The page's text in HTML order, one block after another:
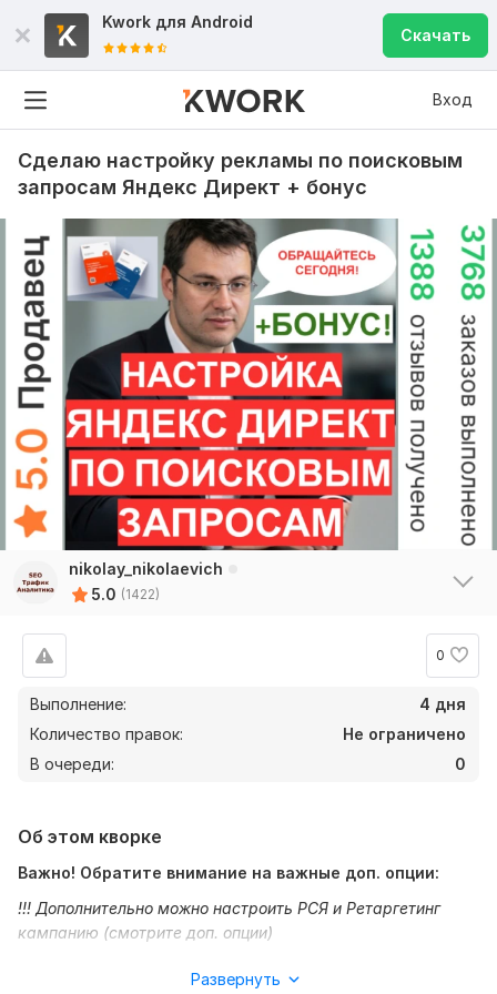
Kwork для Android
Скачать
Вход
Сделаю настройку рекламы по поисковым
запросам Яндекс Директ + бонус
nikolay_nikolaevich
5.0 (1422)
0
Выполнение:
4 дня
Количество правок:
Не ограничено
В очереди:
0
Об этом кворке
Важно! Обратите внимание на важные доп. опции:
!!! Дополнительно можно настроить РСЯ и Ретаргетинг
кампанию (смотрите доп. опции)
Развернуть